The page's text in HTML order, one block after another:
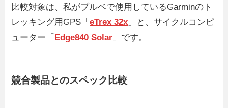
比較対象は、私がブルベで使用しているGarminのト
レッキング用GPS「eTrex 32x 」と、サイクルコンピ
ューター「 Edge840 Solar 」です。
競合製品とのスペック比較